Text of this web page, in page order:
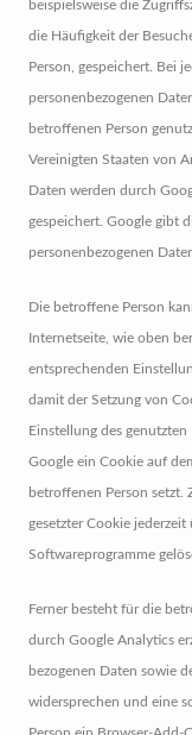
beispielsweise die
die Häufigkeit der
Person, gespeichert. Bei
personenbezogenen
betroffenen Person
Vereinigten Staaten von
Daten werden durch
gespeichert. Google gibt
personenbezogenen
Die betroffene Person
Internetseite, wie oben
entsprechenden
damit der Setzung von
Einstellung des
Google ein Cookie auf
betroffenen Person setzt.
gesetzter Cookie
Softwareprogramme
Ferner besteht für die
durch Google Analytics
bezogenen Daten sowie
widersprechen und eine